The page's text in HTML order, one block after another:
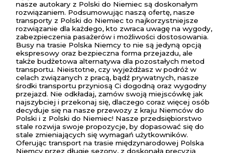
nasze autokary z Polski do Niemiec są doskonałym
rozwiązaniem. Podsumowując naszą ofertę, nasze
transporty z Polski do Niemiec to najkorzystniejsze
rozwiązanie dla każdego, kto zwraca uwagę na wygody,
zabezpieczenia pasażerów i możliwości dostosowania.
Busy na trasie Polska Niemcy to nie są jedyną opcją
ekspresowy oraz bezpieczna forma przejazdu, ale
także budżetowa alternatywa dla pozostałych metod
transportu. Nieistotne, czy wyjeżdżasz w podróż w
celach związanych z pracą, bądź prywatnych, nasze
środki transportu przyniosą Ci dogodną oraz wygodny
przejazd. Nie odkładaj, zamów swoją miejscówkę jak
najszybciej i przekonaj się, dlaczego coraz więcej osób
decyduje się na nasze przewozy z kraju Niemców do
Polski i z Polski do Niemiec! Nasze przedsiębiorstwo
stale rozwija swoje propozycje, by dopasować się do
stale zmieniających się wymagań użytkowników.
Oferując transport na trasie międzynarodowej Polska
Niemcy przez długie sezony, z doskonałą precyzją